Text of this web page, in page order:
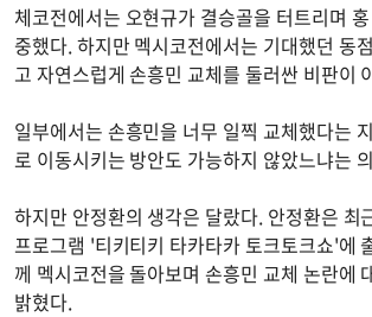
체코전에서는 오현규가 결승골을 터트리며
중했다. 하지만 멕시코전에서는 기대했던 동
고 자연스럽게 손흥민 교체를 둘러싼 비판이
일부에서는 손흥민을 너무 일찍 교체했다는
로 이동시키는 방안도 가능하지 않았느냐는
하지만 안정환의 생각은 달랐다. 안정환은 최
프로그램 '티키티키 타카타카 토크토크쇼'에
께 멕시코전을 돌아보며 손흥민 교체 논란에
밝혔다.